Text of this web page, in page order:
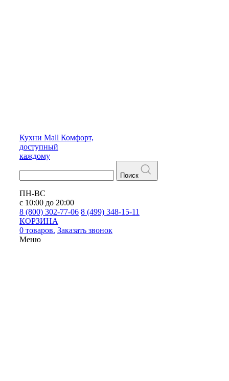
Кухни Mall Комфорт,
доступный
каждому
Поиск
ПН-ВС
с 10:00 до 20:00
8 (800) 302-77-06 8 (499) 348-15-11
КОРЗИНА
0 товаров. Заказать звонок
Меню